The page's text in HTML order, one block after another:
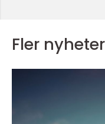
Fler nyheter